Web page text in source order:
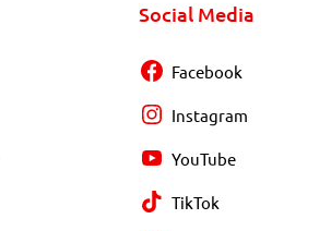
Social Media
Facebook
Instagram
YouTube
TikTok